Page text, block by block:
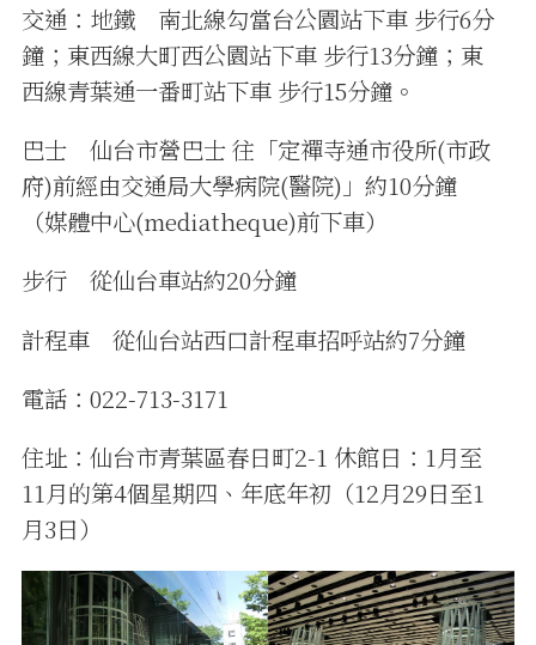
交通：地鐵 南北線勾當台公園站下車 步行6分
鐘；東西線大町西公園站下車 步行13分鐘；東
西線青葉通一番町站下車 步行15分鐘。
巴士 仙台市營巴士 往「定禪寺通市役所(市政
府)前經由交通局大學病院(醫院)」約10分鐘
（媒體中心(mediatheque)前下車）
步行 從仙台車站約20分鐘
計程車 從仙台站西口計程車招呼站約7分鐘
電話：022-713-3171
住址：仙台市青葉區春日町2-1 休館日：1月至
11月的第4個星期四、年底年初（12月29日至1
月3日）